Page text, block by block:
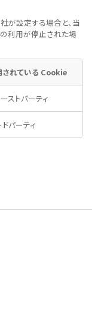
が設定する場合と、当
利用が停止された場
されている Cookie
ストパーティ
パーティ